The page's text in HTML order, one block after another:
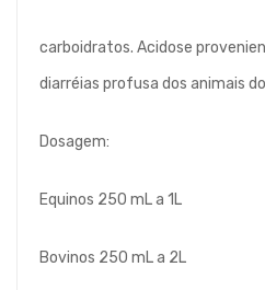
carboidratos. Acidose
diarréias profusa dos animais
Dosagem:
Equinos 250 mL a 1L
Bovinos 250 mL a 2L